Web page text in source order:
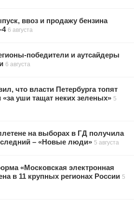
ввоз и продажу бензина
4 6 августа
победители и аутсайдеры
6 августа
что власти Петербурга топят
«за уши тащат неких зеленых» 5
на выборах в ГД получила
– «Новые люди» 5 августа
«Московская электронная
в 11 крупных регионах России 5